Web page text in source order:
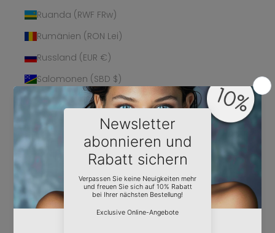
Ruanda (RWF FRw)
Rumänien (RON Lei)
Russland (EUR €)
Salomonen (SBD $)
Sambia (EUR €)
Samoa (WST T)
San Marino (EUR €)
São Tomé und
Príncipe (STD Db)
Saudi-Arabien (SAR